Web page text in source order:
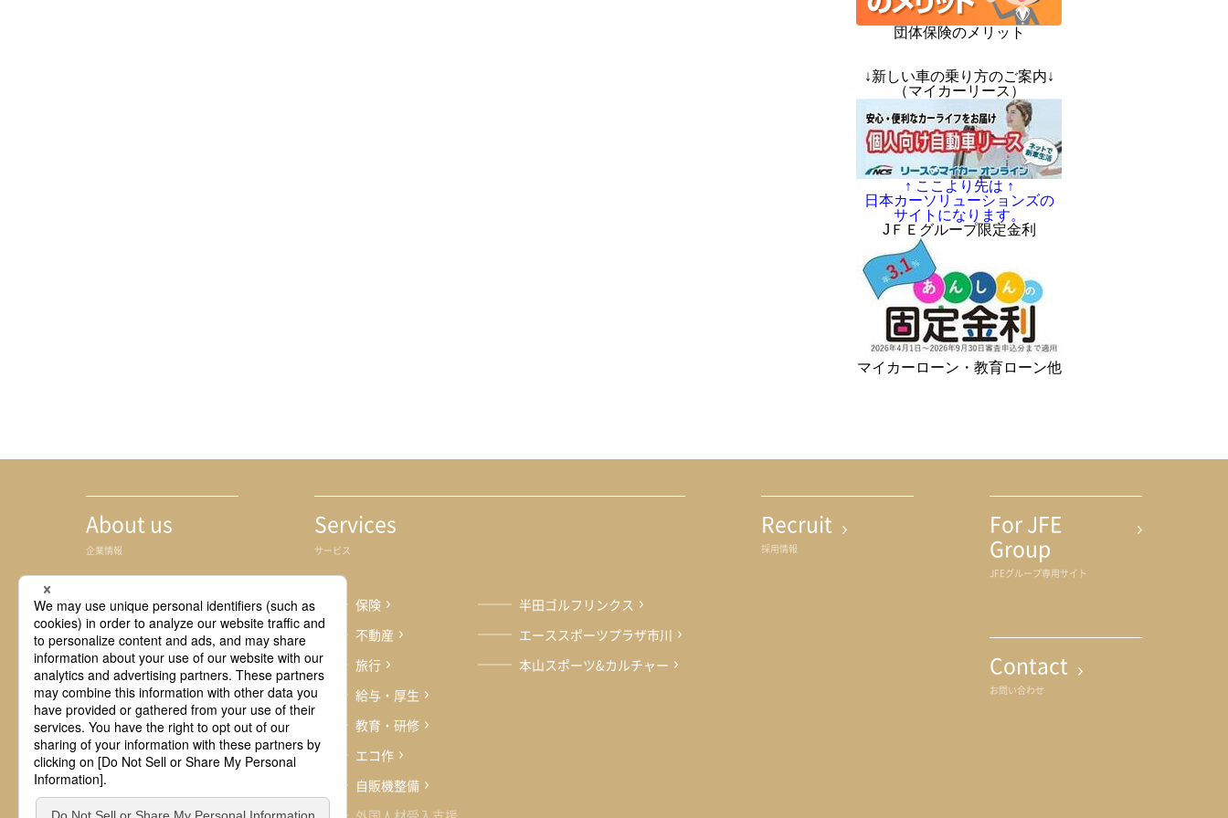
団体保険のメリット
↓新しい車の乗り方のご案内↓
（マイカーリース）
↑ ここより先は ↑
日本カーソリューションズの
サイトになります。
JＦＥグループ限定金利
マイカーローン・教育ローン他
About us
企業情報
ごあいさつ
企業理念
会社概要
事業内容
沿革
事業拠点
Services
サービス
保険
不動産
旅行
給与・厚生
教育・研修
エコ作
自販機整備
半田ゴルフリンクス
エーススポーツプラザ市川
本山スポーツ&カルチャー
Recruit
採用情報
For JFE
Group
JFEグループ専用サイト
Contact
お問い合わせ